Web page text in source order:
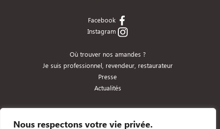
Nous respectons votre vie privée.
Facebook
Instagram
Où trouver nos amandes ?
Je suis professionnel, revendeur, restaurateur
Presse
Actualités
Conditions, paiements et livraisons
Mentions légales